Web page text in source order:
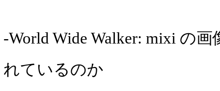
-World Wide Walker: mixi の
れているのか